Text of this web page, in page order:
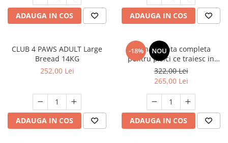
ADAUGA IN COS ADAUGA IN COS
CLUB 4 PAWS ADULT Large
Breead 14KG
252,00 Lei
ADAUGA IN COS
-18% NOU
Hrana uscata completa
pentru pisici ce traiesc in
casa, Club 4 Paws Premium
Indoor, 14kg
322,00 Lei
265,00 Lei
ADAUGA IN COS